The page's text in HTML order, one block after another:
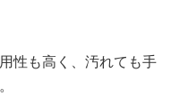
性も高く、汚れても手